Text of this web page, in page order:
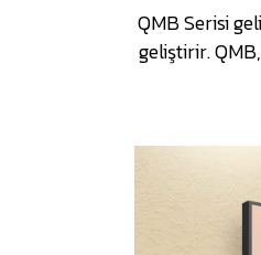
QMB Serisi
geliştirir.